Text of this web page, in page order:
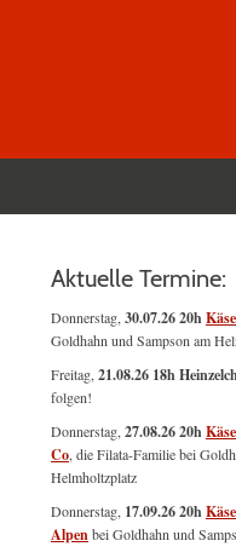
Aktuelle Termine:
Donnerstag, 30.07.26 20h
Goldhahn und Sampson am
Freitag, 21.08.26 18h
folgen!
Donnerstag, 27.08.26 20h
Co , die Filata-Familie bei
Helmholtzplatz
Donnerstag, 17.09.26 20h
Alpenbei Goldhahn und